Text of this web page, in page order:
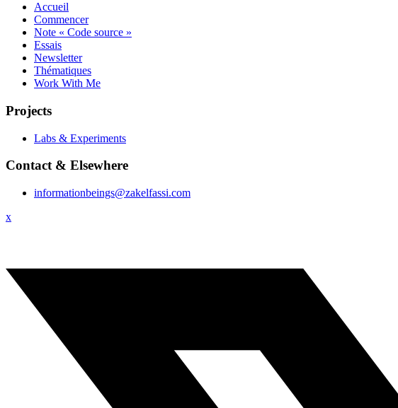
Accueil
Commencer
Note « Code source »
Essais
Newsletter
Thématiques
Work With Me
Projects
Labs & Experiments
Contact & Elsewhere
informationbeings@zakelfassi.com
x